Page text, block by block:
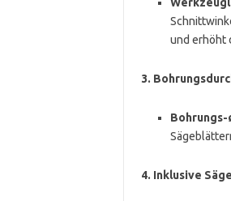
und erhöht
3.
Bohrungs-
4. Inklusive